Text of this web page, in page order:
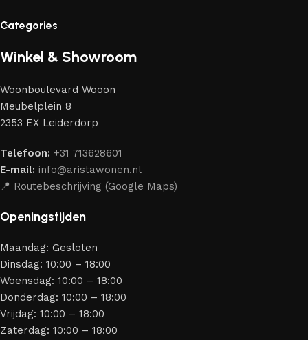
liefhebbers van kwaliteit en schoonheid. Wij hebben voor jou
meubelmakers die elegantie, kwaliteit en functionaliteit
Ons assortiment bestaat uit producten van betrouwbare
merken die al jarenlang hun vakmanschap en eerlijkheid
bewijzen. Al onze leveranciers garanderen meubels van
aantrekkelijk design en optimale veiligheid — zodat je
jarenlang kunt genieten van jouw interieur.
Categories
Winkel & Showroom
Woonboulevard Wooon
Meubelplein 8
2353 EX Leiderdorp
Telefoon: +31 713628601
E-mail: info@aristawonen.nl
📍 Routebeschrijving (Google Maps)
Openingstijden
Maandag: Gesloten
Dinsdag: 10:00 – 18:00
Woensdag: 10:00 – 18:00
Donderdag: 10:00 – 18:00
Vrijdag: 10:00 – 18:00
Zaterdag: 10:00 – 18:00